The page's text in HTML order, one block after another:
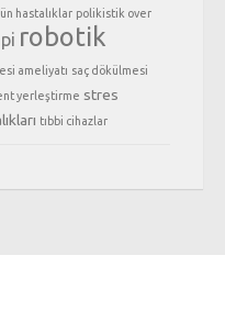
hastalıklar polikistik over
robotik
ameliyatı saç dökülmesi
yerleştirme stres
tıbbi cihazlar